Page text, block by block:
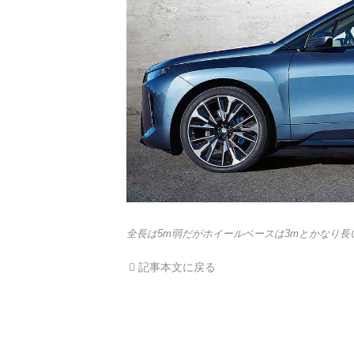
全長は5m弱だがホイールベースは3mとかなり長
記事本文に戻る